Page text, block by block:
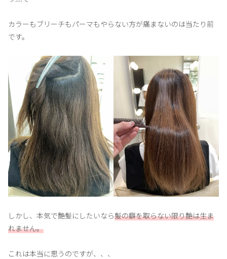
カラーもブリーチもパーマもやらない方が痛まないのは当たり前
です。
しかし、本気で艶髪にしたいなら髪の癖を取らない限り艶は生ま
れません。
これは本当に思うのですが、、、